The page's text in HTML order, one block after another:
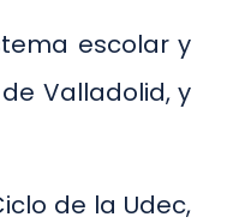
escolar y
Valladolid, y
de la Udec,